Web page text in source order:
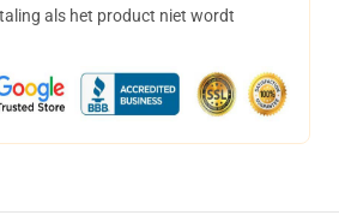
als het product niet wordt